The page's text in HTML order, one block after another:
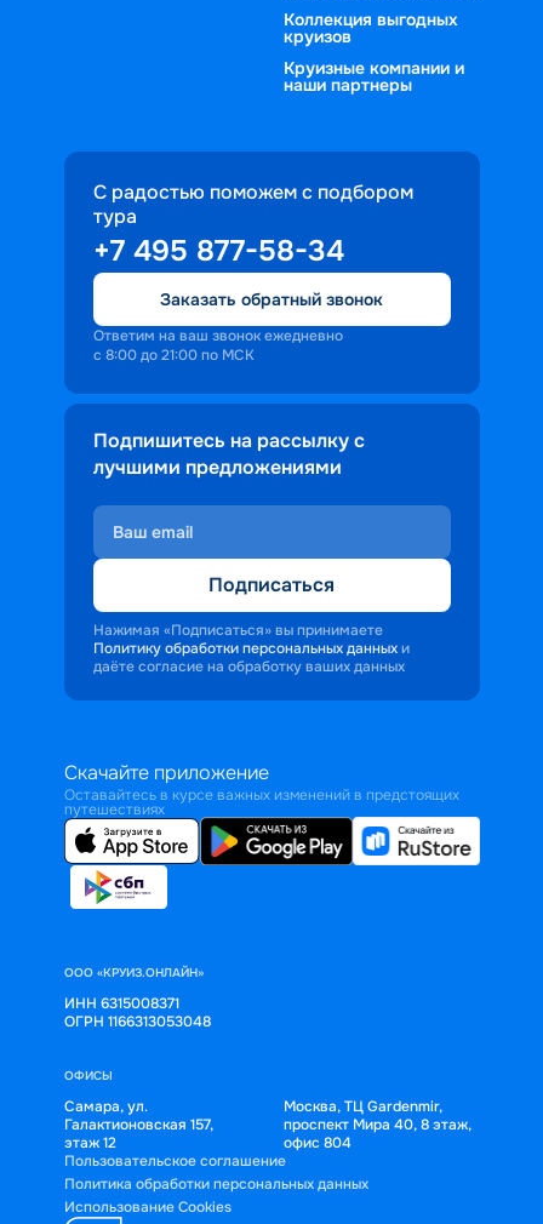
Коллекция выгодных
круизов
Круизные компании и
наши партнеры
С радостью поможем с подбором
тура
+7 495 877-58-34
Заказать обратный звонок
Ответим на ваш звонок ежедневно
с 8:00 до 21:00 по МСК
Подпишитесь на рассылку с
лучшими предложениями
Подписаться
Нажимая «Подписаться» вы принимаете
Политику обработки персональных данных и
даёте согласие на обработку ваших данных
Скачайте приложение
Оставайтесь в курсе важных изменений в предстоящих
путешествиях
ООО «КРУИЗ.ОНЛАЙН»
ИНН 6315008371
ОГРН 1166313053048
ОФИСЫ
Самара, ул.
Галактионовская 157,
этаж 12
Москва, ТЦ Gardenmir,
проспект Мира 40, 8 этаж,
офис 804
Пользовательское соглашение
Политика обработки персональных данных
Использование Cookies